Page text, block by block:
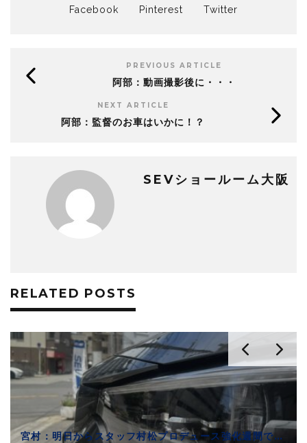
Facebook Pinterest Twitter
PREVIOUS ARTICLE
阿部：動画撮影後に・・・
NEXT ARTICLE
阿部：監督のお車はいかに！？
SEVショールーム大阪
RELATED POSTS
宮村：明日からスタッフ村松プロデュース強化週間です！